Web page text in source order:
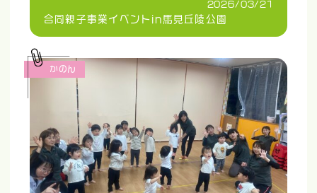
2026/03/21
合同親子事業イベントin馬見丘陵公園
かのん